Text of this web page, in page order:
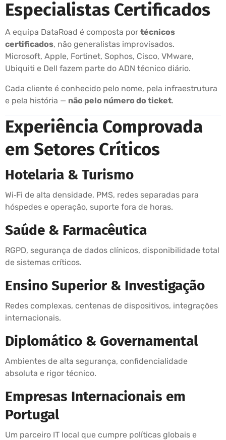
Especialistas Certificados
A equipa DataRoad é composta por técnicos
certificados, não generalistas improvisados.
Microsoft, Apple, Fortinet, Sophos, Cisco, VMware,
Ubiquiti e Dell fazem parte do ADN técnico diário.
Cada cliente é conhecido pelo nome, pela infraestrutura
e pela história — não pelo número do ticket.
Experiência Comprovada
em Setores Críticos
Hotelaria & Turismo
Wi‑Fi de alta densidade, PMS, redes separadas para
hóspedes e operação, suporte fora de horas.
Saúde & Farmacêutica
RGPD, segurança de dados clínicos, disponibilidade total
de sistemas críticos.
Ensino Superior & Investigação
Redes complexas, centenas de dispositivos, integrações
internacionais.
Diplomático & Governamental
Ambientes de alta segurança, confidencialidade
absoluta e rigor técnico.
Empresas Internacionais em
Portugal
Um parceiro IT local que cumpre políticas globais e